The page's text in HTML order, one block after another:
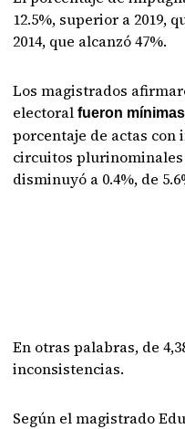
12.5%, superior a 2019,
2014, que alcanzó 47%.
Los magistrados
electoral fueron mínimas
porcentaje de actas con
circuitos
disminuyó a 0.4%, de
En otras palabras, de
inconsistencias.
Según el magistrado